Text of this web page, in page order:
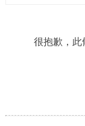
很抱歉，此